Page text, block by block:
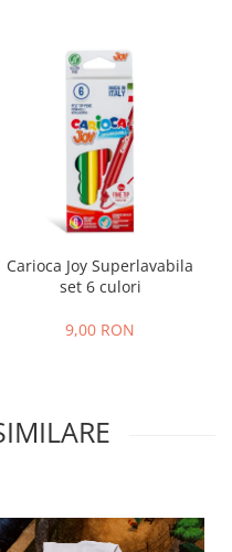
Carioca Joy Superlavabila
set 6 culori
9,00 RON